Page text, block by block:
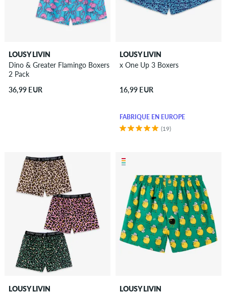
LOUSY LIVIN
Dino & Greater Flamingo Boxers
2 Pack
36,99 EUR
LOUSY LIVIN
x One Up 3 Boxers
16,99 EUR
FABRIQUÉ EN EUROPE
(19)
LOUSY LIVIN
LOUSY LIVIN